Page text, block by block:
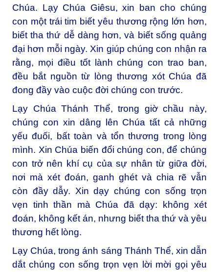
Chúa. Lạy Chúa Giêsu, xin ban cho chúng
con một trái tim biết yêu thương rộng lớn hơn,
biết tha thứ dễ dàng hơn, và biết sống quảng
đại hơn mỗi ngày. Xin giúp chúng con nhận ra
rằng, mọi điều tốt lành chúng con trao ban,
đều bắt nguồn từ lòng thương xót Chúa đã
đong đầy vào cuộc đời chúng con trước.
Lạy Chúa Thánh Thể, trong giờ chầu này,
chúng con xin dâng lên Chúa tất cả những
yếu đuối, bất toàn và tổn thương trong lòng
mình. Xin Chúa biến đổi chúng con, để chúng
con trở nên khí cụ của sự nhân từ giữa đời,
nơi mà xét đoán, ganh ghét và chia rẽ vẫn
còn đầy dẫy. Xin dạy chúng con sống trọn
vẹn tinh thần mà Chúa đã dạy: không xét
đoán, không kết án, nhưng biết tha thứ và yêu
thương hết lòng.
Lạy Chúa, trong ánh sáng Thánh Thể, xin dẫn
dắt chúng con sống trọn vẹn lời mời gọi yêu